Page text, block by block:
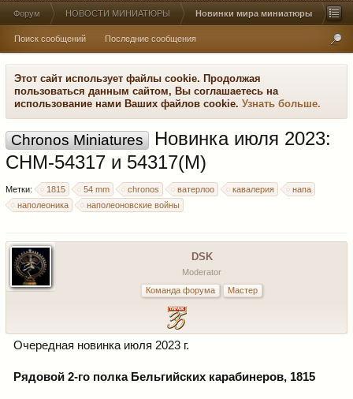
Форум НОВОСТИ МИНИАТЮРЫ Новинки мира миниатюры
Поиск сообщений Последние сообщения
Этот сайт использует файлы cookie. Продолжая
пользоваться данным сайтом, Вы соглашаетесь на
использование нами Ваших файлов cookie. Узнать больше.
Chronos Miniatures
Новинка июля 2023:
CHM-54317 и 54317(M)
Метки: 1815 54 mm chronos ватерлоо кавалерия
напа
наполеоника
наполеоновские войны
DSK
Moderator
Команда форума
Мастер
Очередная новинка июля 2023 г.
Рядовой 2-го полка Бельгийских карабинеров, 1815